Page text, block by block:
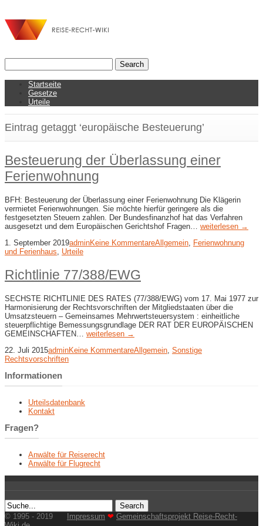
Startseite
Gesetze
Urteile
Eintrag getaggt ‘europäische Besteuerung’
Besteuerung der Überlassung einer
Ferienwohnung
BFH: Besteuerung der Überlassung einer Ferienwohnung Die Klägerin
vermietet Ferienwohnungen. Sie möchte hierfür geringere als die
festgesetzten Steuern zahlen. Der Bundesfinanzhof hat das Verfahren
ausgesetzt und dem Europäischen Gerichtshof Fragen… weiterlesen →
1. September 2019adminKeine KommentareAllgemein, Ferienwohnung
und Ferienhaus, Urteile
Richtlinie 77/388/EWG
SECHSTE RICHTLINIE DES RATES (77/388/EWG) vom 17. Mai 1977 zur
Harmonisierung der Rechtsvorschriften der Mitgliedstaaten über die
Umsatzsteuern – Gemeinsames Mehrwertsteuersystem : einheitliche
steuerpflichtige Bemessungsgrundlage DER RAT DER EUROPÄISCHEN
GEMEINSCHAFTEN… weiterlesen →
22. Juli 2015adminKeine KommentareAllgemein, Sonstige
Rechtsvorschriften
Informationen
Urteilsdatenbank
Kontakt
Fragen?
Anwälte für Reiserecht
Anwälte für Flugrecht
© 1995 - 2019 Impressum ❤ Gemeinschaftsprojekt Reise-Recht-